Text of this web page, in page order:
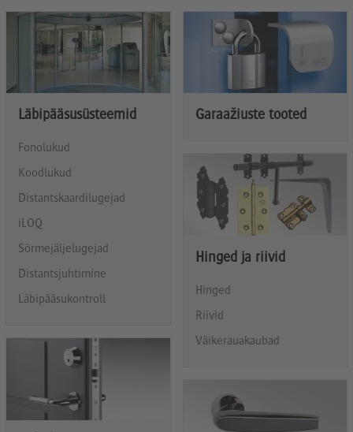
Läbipääsusüsteemid
Fonolukud
Koodlukud
Distantskaardilugejad
iLOQ
Sõrmejäljelugejad
Distantsjuhtimine
Läbipääsukontroll
Garaažiuste tooted
Hinged ja riivid
Hinged
Riivid
Väikerauakaubad